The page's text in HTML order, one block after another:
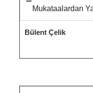
Mukataalardan
Bülent Çelik